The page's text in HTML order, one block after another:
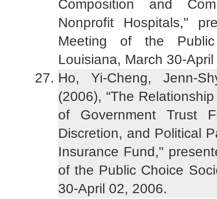
Composition and
Nonprofit Hospitals,"
Meeting of the
Louisiana, March 30-
Ho, Yi-Cheng, Jenn-
(2006), “The
of Government Trust
Discretion, and Political
Insurance Fund,"
of the Public Choice
30-April 02, 2006.